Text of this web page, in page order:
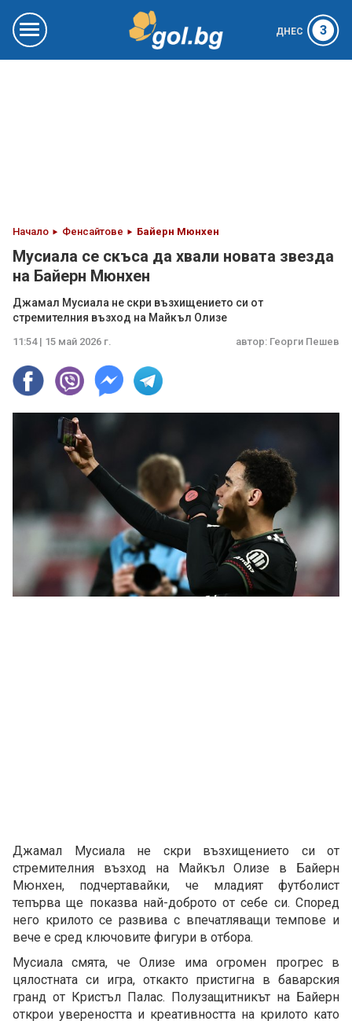
ДНЕС 3
Начало Фенсайтове Байерн Мюнхен
Мусиала се скъса да хвали новата звезда
на Байерн Мюнхен
Джамал Мусиала не скри възхищението си от
стремителния възход на Майкъл Олизе
11:54 | 15 май 2026 г. автор: Георги Пешев
Джамал Мусиала не скри възхищението си от
стремителния възход на Майкъл Олизе в Байерн
Мюнхен, подчертавайки, че младият футболист
тепърва ще показва най-доброто от себе си. Според
него крилото се развива с впечатляващи темпове и
вече е сред ключовите фигури в отбора.
Мусиала смята, че Олизе има огромен прогрес в
цялостната си игра, откакто пристигна в баварския
гранд от Кристъл Палас. Полузащитникът на Байерн
открои увереността и креативността на крилото като